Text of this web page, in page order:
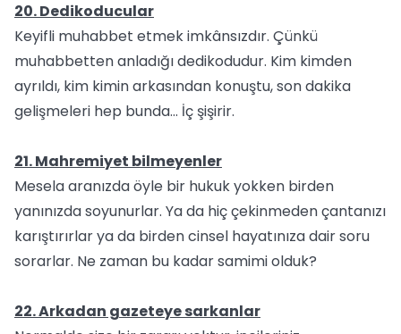
20. Dedikoducular
Keyifli muhabbet etmek imkânsızdır. Çünkü
muhabbetten anladığı dedikodudur. Kim kimden
ayrıldı, kim kimin arkasından konuştu, son dakika
gelişmeleri hep bunda... İç şişirir.
21. Mahremiyet bilmeyenler
Mesela aranızda öyle bir hukuk yokken birden
yanınızda soyunurlar. Ya da hiç çekinmeden çantanızı
karıştırırlar ya da birden cinsel hayatınıza dair soru
sorarlar. Ne zaman bu kadar samimi olduk?
22. Arkadan gazeteye sarkanlar